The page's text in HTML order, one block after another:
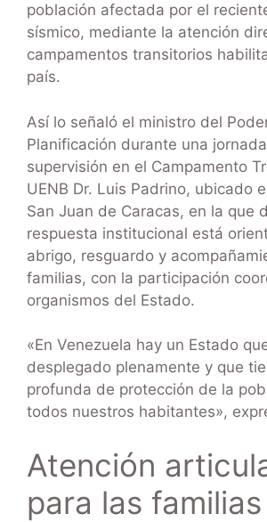
población afectada por el
sísmico, mediante la atención
campamentos transitorios
país.
Así lo señaló el ministro del
Planificación durante una
supervisión en el Campamento
UENB Dr. Luis Padrino, ubicado
San Juan de Caracas, en la que
respuesta institucional está
abrigo, resguardo y
familias, con la participación
organismos del Estado.
«En Venezuela hay un Estado
desplegado plenamente y que
profunda de protección de la
todos nuestros habitantes»,
Atención
para las familias